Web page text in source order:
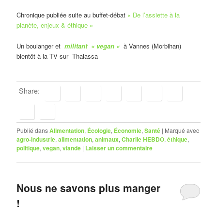
Chronique publiée suite au buffet-débat « De l’assiette à la
planète, enjeux & éthique »
Un boulanger etmilitant « vegan « à Vannes (Morbihan)
bientôt à la TV sur Thalassa
Share:
Publié dansAlimentation, Écologie, Économie,Santé | Marqué avec
agro-industrie,alimentation,animaux,Charlie HEBDO,éthique,
politique,vegan,viande | Laisser un commentaire
Nous ne savons plus manger
!